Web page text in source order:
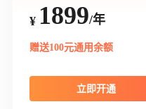
¥ 1899/年
赠送100元通用余额
立即开通